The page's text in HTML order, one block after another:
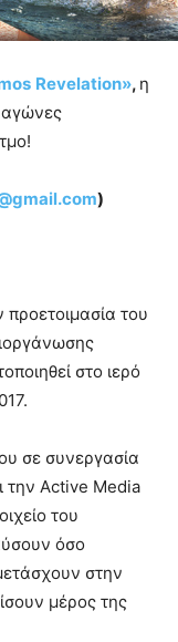
Revelation», η
αγώνες
)
προετοιμασία του
στο ιερό
σε συνεργασία
την Active Media
του
όσο
στην
μέρος της